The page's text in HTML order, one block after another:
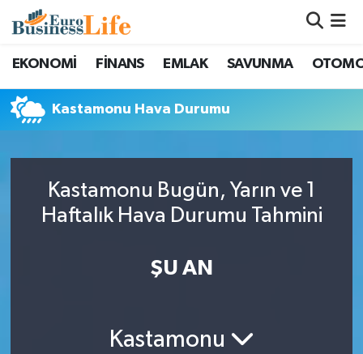
EKONOMİ FİNANS EMLAK SAVUNMA
Kastamonu Hava Durumu
Kastamonu Bugün, Yarın ve 1
Haftalık Hava Durumu Tahmini
ŞU AN
Kastamonu
Nöbetçi Eczaneler
Hava Durumu
Trafik Durumu
Süper Lig Puan Durumu ve Fikstür
Haber Arşivi